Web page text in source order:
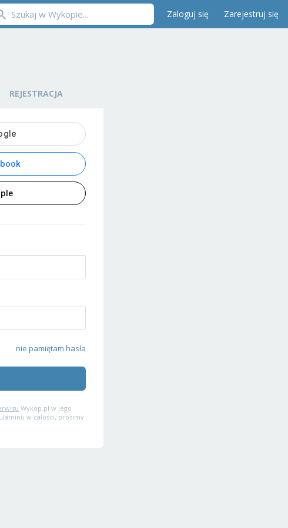
Zaloguj się Zarejestruj się
REJESTRACJA
nie pamiętam hasła
Wykop.pl w jego
w całości, prosimy